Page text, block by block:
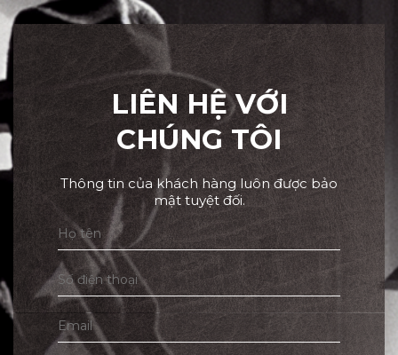
LIÊN HỆ VỚI
CHÚNG TÔI
Thông tin của khách hàng luôn được bảo
mật tuyệt đối.